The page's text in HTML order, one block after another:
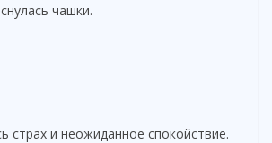
чашки.
страх и неожиданное спокойствие.